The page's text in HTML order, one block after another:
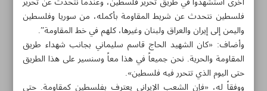
فلسطين نتحدث عن شريط المقاومة بأكمله، من سوريا وفلسطين
واليمن إلى إيران والعراق ولبنان وغيرها، كلهم في خط المقاومة”.
وأضاف: «كان الشهيد الحاج قاسم سليماني بجانب شهداء طريق
المقاومة والحرية. نحن جميعاً في هذا معاً وسنسير على هذا الطريق
حتى اليوم الذي تتحرر فيه فلسطين».
ووفقاً له، «فإن الشعب الإيراني يعترف بفلسطين كمقاومة. حتى